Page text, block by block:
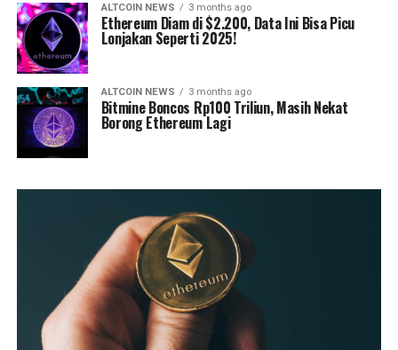
ALTCOIN NEWS 3 months ago
Ethereum Diam di $2.200, Data Ini Bisa Picu
Lonjakan Seperti 2025!
ALTCOIN NEWS 3 months ago
Bitmine Boncos Rp100 Triliun, Masih Nekat
Borong Ethereum Lagi